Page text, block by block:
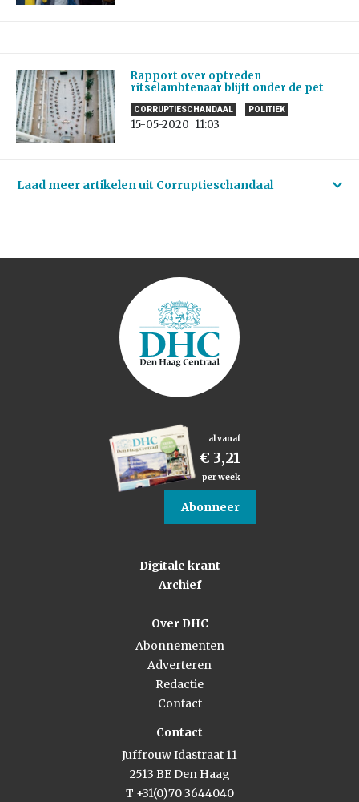
Rapport over optreden
ritselambtenaar blijft onder de pet
CORRUPTIESCHANDAAL POLITIEK
15-05-2020 11:03
Laad meer artikelen uit Corruptieschandaal
al vanaf
€ 3,21
per week
Abonneer
Digitale krant
Archief
Over DHC
Abonnementen
Adverteren
Redactie
Contact
Contact
Juffrouw Idastraat 11
2513 BE Den Haag
T +31(0)70 3644040